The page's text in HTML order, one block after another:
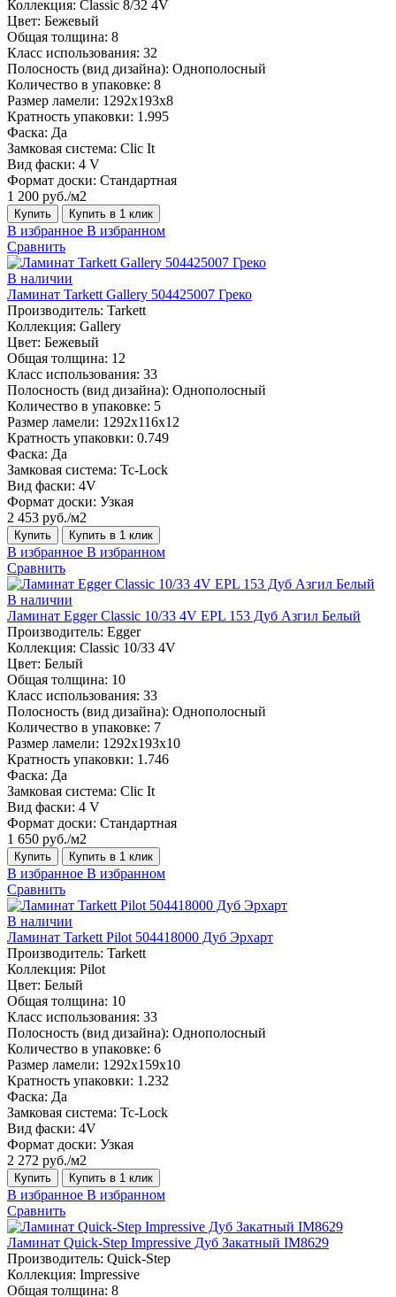
Коллекция: Classic 8/32 4V
Цвет: Бежевый
Общая толщина: 8
Класс использования: 32
Полосность (вид дизайна): Однополосный
Количество в упаковке: 8
Размер ламели: 1292х193х8
Кратность упаковки: 1.995
Фаска: Да
Замковая система: Clic It
Вид фаски: 4 V
Формат доски: Стандартная
1 200 руб./м2
Купить Купить в 1 клик
В избранное В избранном
Сравнить
В наличии
Ламинат Tarkett Gallery 504425007 Греко
Производитель: Tarkett
Коллекция: Gallery
Цвет: Бежевый
Общая толщина: 12
Класс использования: 33
Полосность (вид дизайна): Однополосный
Количество в упаковке: 5
Размер ламели: 1292х116х12
Кратность упаковки: 0.749
Фаска: Да
Замковая система: Tc-Lock
Вид фаски: 4V
Формат доски: Узкая
2 453 руб./м2
Купить Купить в 1 клик
В избранное В избранном
Сравнить
В наличии
Ламинат Egger Classic 10/33 4V EPL 153 Дуб Азгил Белый
Производитель: Egger
Коллекция: Classic 10/33 4V
Цвет: Белый
Общая толщина: 10
Класс использования: 33
Полосность (вид дизайна): Однополосный
Количество в упаковке: 7
Размер ламели: 1292х193х10
Кратность упаковки: 1.746
Фаска: Да
Замковая система: Clic It
Вид фаски: 4 V
Формат доски: Стандартная
1 650 руб./м2
Купить Купить в 1 клик
В избранное В избранном
Сравнить
В наличии
Ламинат Tarkett Pilot 504418000 Дуб Эрхарт
Производитель: Tarkett
Коллекция: Pilot
Цвет: Белый
Общая толщина: 10
Класс использования: 33
Полосность (вид дизайна): Однополосный
Количество в упаковке: 6
Размер ламели: 1292x159х10
Кратность упаковки: 1.232
Фаска: Да
Замковая система: Tc-Lock
Вид фаски: 4V
Формат доски: Узкая
2 272 руб./м2
Купить Купить в 1 клик
В избранное В избранном
Сравнить
Ламинат Quick-Step Impressive Дуб Закатный IM8629
Производитель: Quick-Step
Коллекция: Impressive
Общая толщина: 8